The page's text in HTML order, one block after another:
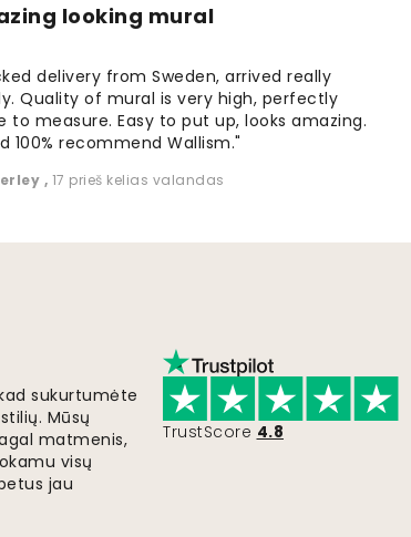
looking mural
delivery from Sweden, arrived really
Quality of mural is very high, perfectly
to measure. Easy to put up, looks amazing.
100% recommend Wallism."
, 17 prieš kelias valandas
sukurtumėte
Mūsų
matmenis,
visų
jau
TrustScore 4.8